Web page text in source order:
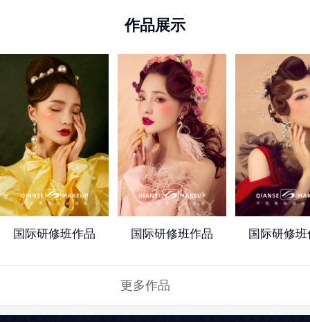
作品展示
国际研修班作品 国际研修班作品 国际研修
更多作品